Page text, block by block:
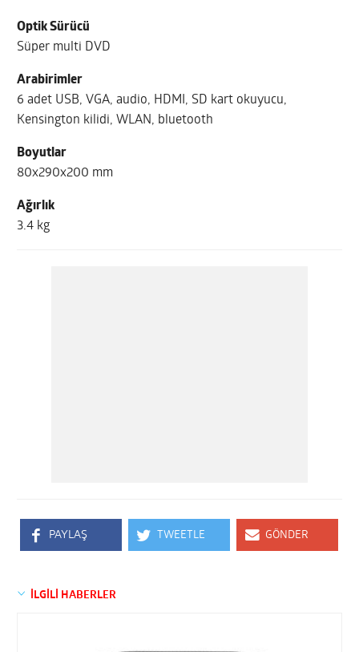
Optik Sürücü
Süper multi DVD
Arabirimler
6 adet USB, VGA, audio, HDMI, SD kart okuyucu,
Kensington kilidi, WLAN, bluetooth
Boyutlar
80x290x200 mm
Ağırlık
3.4 kg
PAYLAŞ TWEETLE GÖNDER
İLGİLİ HABERLER